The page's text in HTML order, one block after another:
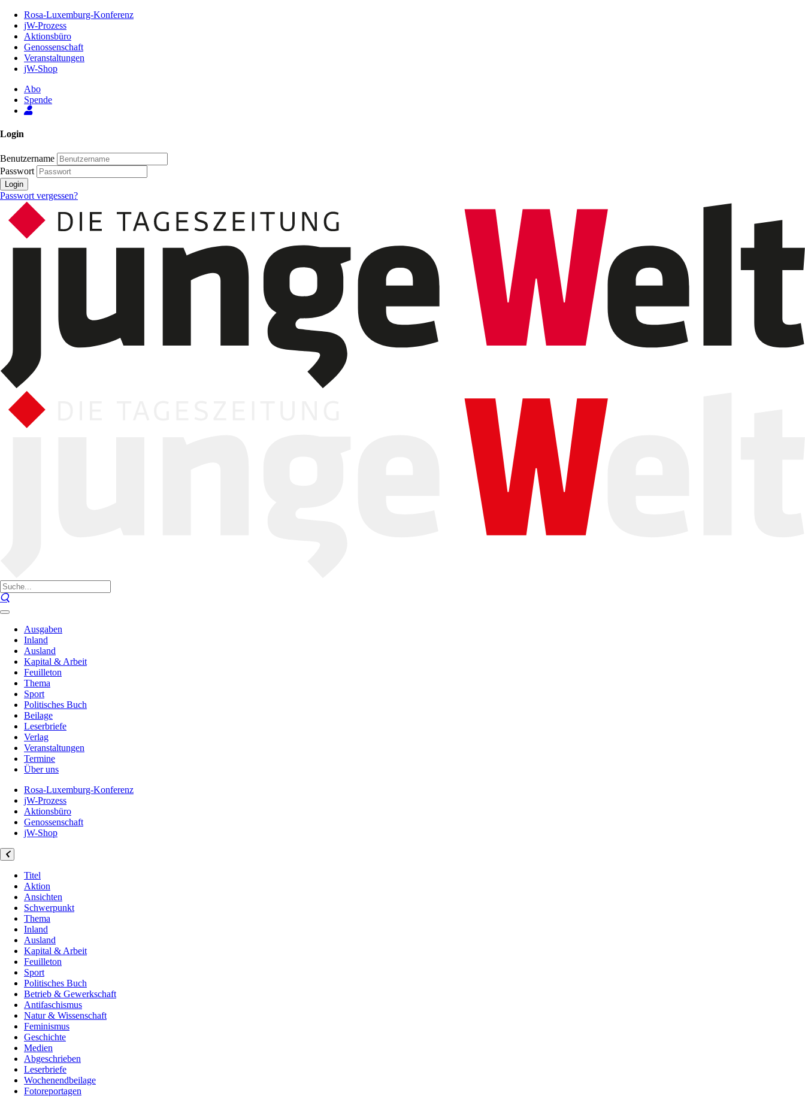
Inhalt
Seite
Rosa-Luxemburg-Konferenz
jW-Prozess
Aktionsbüro
Genossenschaft
Veranstaltungen
jW-Shop
Abo
Spende
Login
Benutzername
Passwort
Login
Passwort vergessen?
Ausgaben
Inland
Ausland
Kapital & Arbeit
Feuilleton
Thema
Sport
Politisches Buch
Beilage
Leserbriefe
Verlag
Veranstaltungen
Termine
Über uns
Rosa-Luxemburg-Konferenz
jW-Prozess
Aktionsbüro
Genossenschaft
jW-Shop
Titel
Aktion
Ansichten
Schwerpunkt
Thema
Inland
Ausland
Kapital & Arbeit
Feuilleton
Sport
Politisches Buch
Betrieb & Gewerkschaft
Antifaschismus
Natur & Wissenschaft
Feminismus
Geschichte
Medien
Abgeschrieben
Leserbriefe
Wochenendbeilage
Fotoreportagen